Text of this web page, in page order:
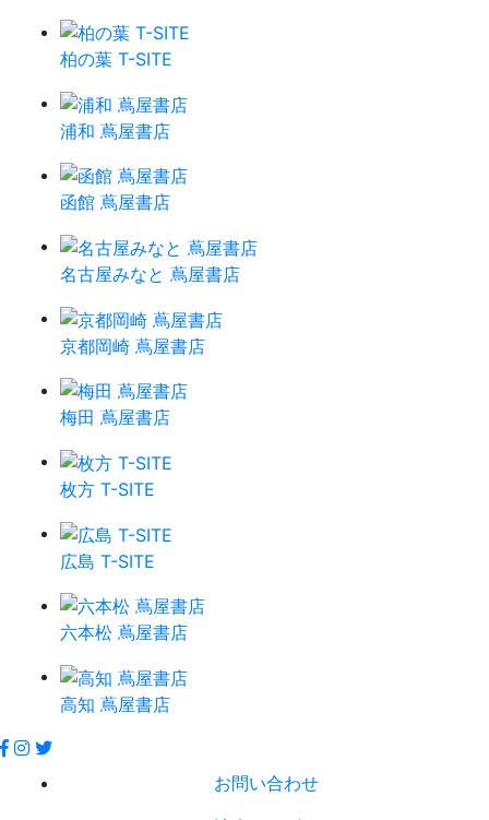
柏の葉 T-SITE
浦和 蔦屋書店
函館 蔦屋書店
名古屋みなと 蔦屋書店
京都岡崎 蔦屋書店
梅田 蔦屋書店
枚方 T-SITE
広島 T-SITE
六本松 蔦屋書店
高知 蔦屋書店
お問い合わせ